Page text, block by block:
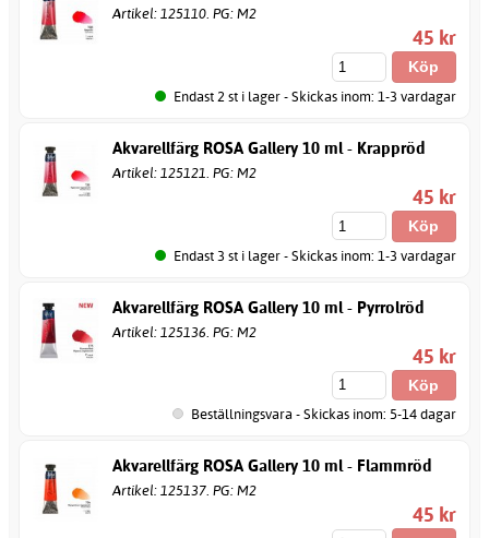
Artikel: 125110. PG: M2
45 kr
Endast 2 st i lager - Skickas inom: 1-3 vardagar
Akvarellfärg ROSA Gallery 10 ml - Krappröd
Artikel: 125121. PG: M2
45 kr
Endast 3 st i lager - Skickas inom: 1-3 vardagar
Akvarellfärg ROSA Gallery 10 ml - Pyrrolröd
Artikel: 125136. PG: M2
45 kr
Beställningsvara - Skickas inom: 5-14 dagar
Akvarellfärg ROSA Gallery 10 ml - Flammröd
Artikel: 125137. PG: M2
45 kr